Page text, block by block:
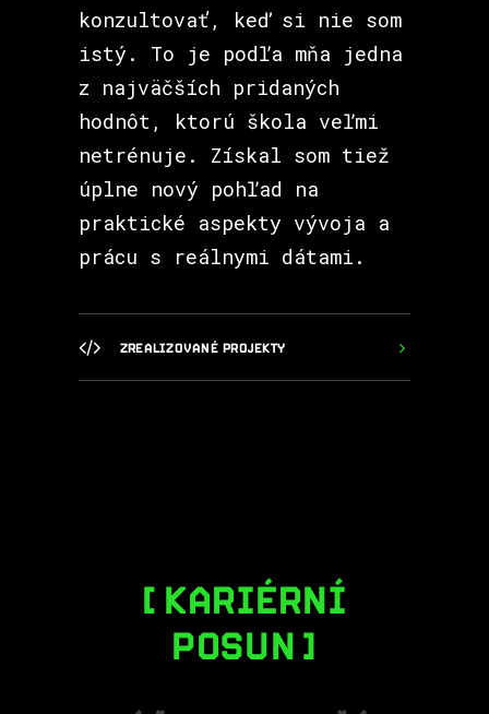
konzultovať, keď si nie som
istý. To je podľa mňa jedna
z najväčších pridaných
hodnôt, ktorú škola veľmi
netrénuje. Získal som tiež
úplne nový pohľad na
praktické aspekty vývoja a
prácu s reálnymi dátami.
ZREALIZOVANÉ PROJEKTY
KARIÉRNÍ
POSUN